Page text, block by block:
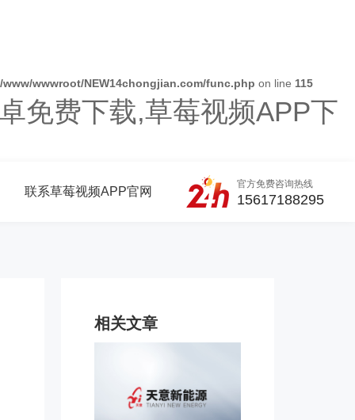
/www/wwwroot/NEW14chongjian.com/func.php on line 115
免费下载,草莓视频APP下
联系草莓视频APP官网
官方免费咨询热线
15617188295
相关文章